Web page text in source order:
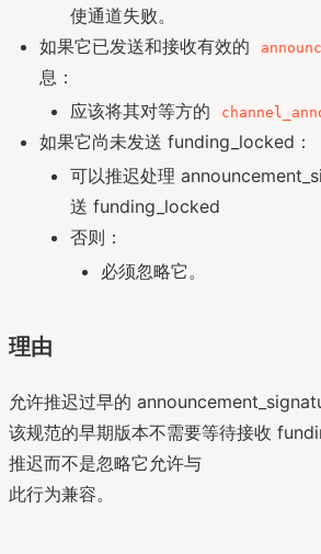
使通道失败。
如果它已发送和接收有效的
息：
应该将其对等方的
如果它尚未发送 funding_locked：
可以推迟处理
送 funding_locked
否则：
必须忽略它。
理由
允许推迟过早的
该规范的早期版本不需要等待接收
推迟而不是忽略它允许与
此行为兼容。